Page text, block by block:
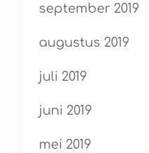
september 2019
augustus 2019
juli 2019
juni 2019
mei 2019